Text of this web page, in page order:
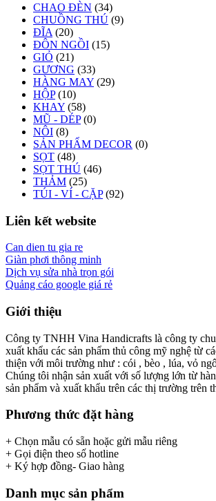
CHAO ĐÈN (34)
CHUỒNG THÚ (9)
ĐĨA (20)
ĐÔN NGỒI (15)
GIỎ (21)
GƯƠNG (33)
HÀNG MAY (29)
HỘP (10)
KHAY (58)
MŨ - DÉP (0)
NÔI (8)
SẢN PHẨM DECOR (0)
SỌT (48)
SỌT THÚ (46)
THẢM (25)
TÚI - VÍ - CẶP (92)
Liên kết website
Can dien tu gia re
Giàn phơi thông minh
Dịch vụ sửa nhà trọn gói
Quảng cáo google giá rẻ
Giới thiệu
Công ty TNHH Vina Handicrafts là công ty
xuất khẩu các sản phẩm thủ công mỹ nghệ từ
thiện với môi trường như : cói , bèo , lúa, vỏ
Chúng tôi nhận sản xuất với số lượng lớn từ
sản phẩm và xuất khẩu trên các thị trường trên
Phương thức đặt hàng
+ Chọn mẫu có sẵn hoặc gửi mẫu riêng
+ Gọi điện theo số hotline
+ Ký hợp đồng- Giao hàng
Danh mục sản phẩm